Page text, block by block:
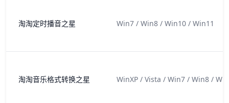
淘淘定时播音之星 Win7 / Win8 / Win10 / Win11
淘淘音乐格式转换之星 WinXP / Vista / Win7 / Win8 /